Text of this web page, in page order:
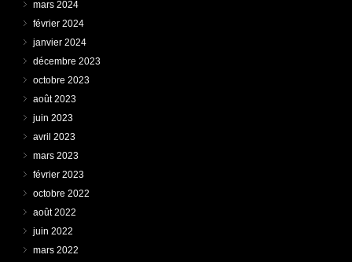
mars 2024
février 2024
janvier 2024
décembre 2023
octobre 2023
août 2023
juin 2023
avril 2023
mars 2023
février 2023
octobre 2022
août 2022
juin 2022
mars 2022